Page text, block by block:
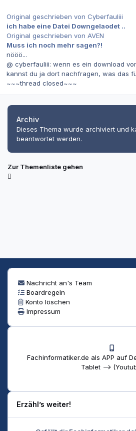
Original geschrieben von Cyberfauliii
ich habe eine Datei Downgelaodet ..
Original geschrieben von AVEN
Muss ich noch mehr sagen?!
nööö...
@ cyberfauliii: wenn es ein download
kannst du ja dort nachfragen, was das
~~~thread closed~~~
Archiv
Dieses Thema wurde archiviert und
beantwortet werden.
Zur Themenliste gehen
Nachricht an's Team
Boardregeln
Konto löschen
Impressum
Fachinformatiker.de als APP auf
Tablet -->
Erzähl’s weiter!